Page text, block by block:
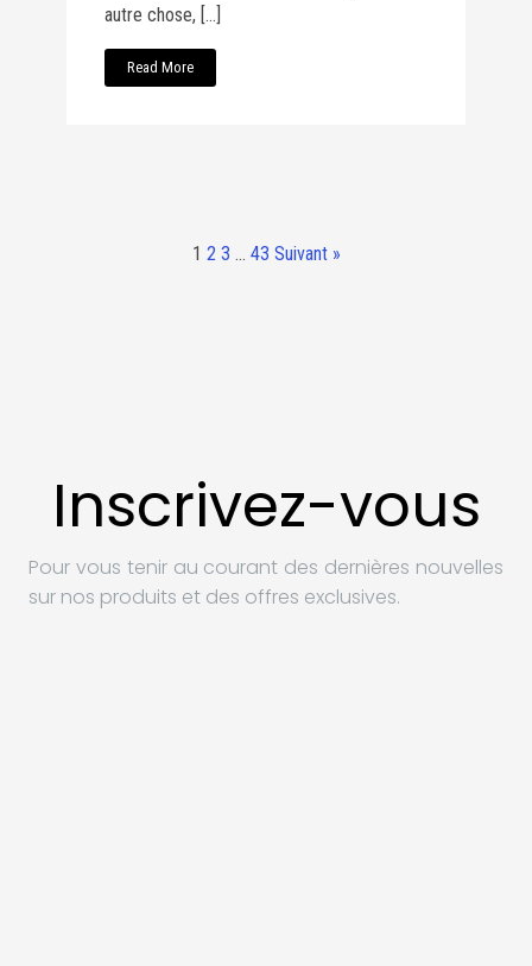
autre chose, […]
Read More
1 2 3 … 43 Suivant »
Inscrivez-vous
Pour vous tenir au courant des dernières nouvelles
sur nos produits et des offres exclusives.